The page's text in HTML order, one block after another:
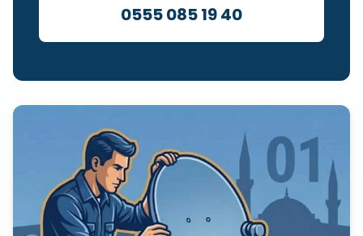
0555 085 19 40